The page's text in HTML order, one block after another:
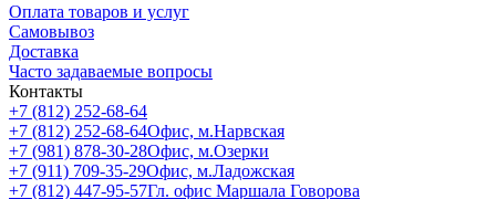
Оплата товаров и услуг
Самовывоз
Доставка
Часто задаваемые вопросы
Контакты
+7 (812) 252-68-64
+7 (812) 252-68-64Офис, м.Нарвская
+7 (981) 878-30-28Офис, м.Озерки
+7 (911) 709-35-29Офис, м.Ладожская
+7 (812) 447-95-57Гл. офис Маршала Говорова